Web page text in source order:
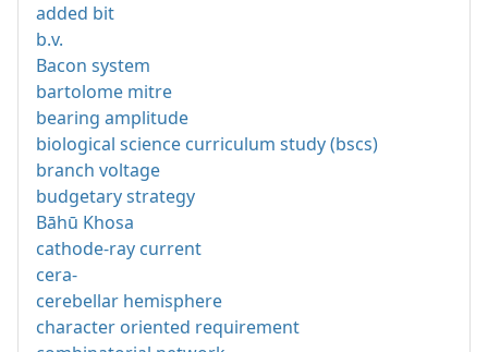
added bit
b.v.
Bacon system
bartolome mitre
bearing amplitude
biological science curriculum study (bscs)
branch voltage
budgetary strategy
Bāhū Khosa
cathode-ray current
cera-
cerebellar hemisphere
character oriented requirement